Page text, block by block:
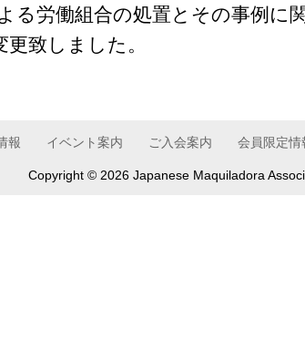
る労働組合の処置とその事例に
更致しました。
報 イベント案内 ご入会案内 会員限定情
Copyright © 2026 Japanese Maquiladora